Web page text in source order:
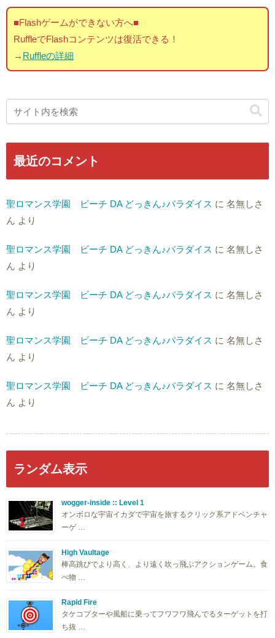
■Flashゲームができない方へ■
RuffleでFlashコンテンツは復活できる！
→ Ruffleの詳細
最近のコメント
聖ロマンス学園 ビーチ DA どっきん♪パラダイス に 名無しさ
ん より
聖ロマンス学園 ビーチ DA どっきん♪パラダイス に 名無しさ
ん より
聖ロマンス学園 ビーチ DA どっきん♪パラダイス に 名無しさ
ん より
聖ロマンス学園 ビーチ DA どっきん♪パラダイス に 名無しさ
ん より
聖ロマンス学園 ビーチ DA どっきん♪パラダイス に 名無しさ
ん より
ランダム表示
wogger-inside :: Level 1
オンボロな宇宙イカダで宇宙を旅するクリック系アドベンチャ
ーゲ …
High Vaultage
棒高跳びでより高く、より遠く吹っ飛ぶアクションゲーム。食
べ物 …
Rapid Fire
タケコプターや風船に乗ってフワフワ飛んでるターゲットを打
ち抜 …